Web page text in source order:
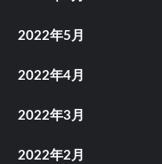
2022年5月
2022年4月
2022年3月
2022年2月